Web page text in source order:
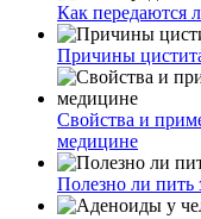
Как передаются
Причины
Свойства и
медицине
Полезно ли пить